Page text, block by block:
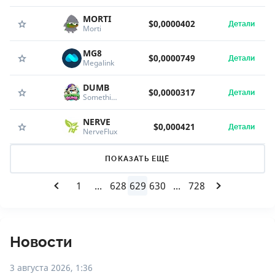
MORTI
Morti $0,0000402 Детали
MG8
Megalink $0,0000749 Детали
DUMB
Something Dumb $0,0000317 Детали
NERVE
NerveFlux $0,000421 Детали
ПОКАЗАТЬ ЕЩЁ
1 ... 628 629 630 ... 728
Новости
3 августа 2026, 1:36